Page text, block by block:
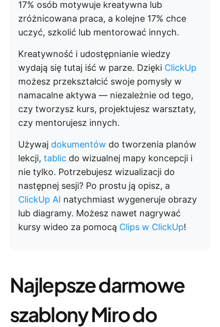
17% osób motywuje kreatywna lub
zróżnicowana praca, a kolejne 17% chce
uczyć, szkolić lub mentorować innych.
Kreatywność i udostępnianie wiedzy
wydają się tutaj iść w parze. Dzięki ClickUp
możesz przekształcić swoje pomysły w
namacalne aktywa — niezależnie od tego,
czy tworzysz kurs, projektujesz warsztaty,
czy mentorujesz innych.
Używaj dokumentów do tworzenia planów
lekcji, tablic do wizualnej mapy koncepcji i
nie tylko. Potrzebujesz wizualizacji do
następnej sesji? Po prostu ją opisz, a
ClickUp AI natychmiast wygeneruje obrazy
lub diagramy. Możesz nawet nagrywać
kursy wideo za pomocą Clips w ClickUp!
Najlepsze darmowe
szablony Miro do